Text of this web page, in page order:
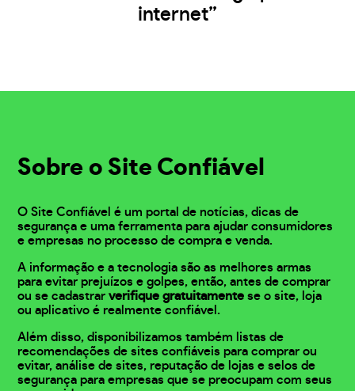
internet”
Sobre o Site Confiável
O Site Confiável é um portal de notícias, dicas de
segurança e uma ferramenta para ajudar consumidores
e empresas no processo de compra e venda.
A informação e a tecnologia são as melhores armas
para evitar prejuízos e golpes, então, antes de comprar
ou se cadastrarverifique gratuitamente se o site, loja
ou aplicativo é realmente confiável.
Além disso, disponibilizamos também listas de
recomendações de sites confiáveis para comprar ou
evitar, análise de sites, reputação de lojas e selos de
segurança para empresas que se preocupam com seus